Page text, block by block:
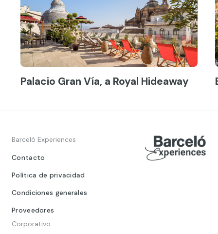
Palacio Gran Vía, a Royal Hideaway
Barceló Experiences
Contacto
Política de privacidad
Condiciones generales
Proveedores
Corporativo